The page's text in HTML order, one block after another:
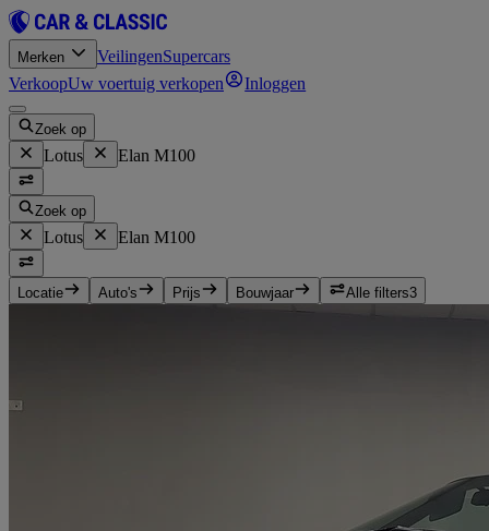
Merken VeilingenSupercars
VerkoopUw voertuig verkopen Inloggen
Zoek op
Lotus Elan M100
Zoek op
Lotus Elan M100
Locatie Auto's Prijs Bouwjaar Alle filters3